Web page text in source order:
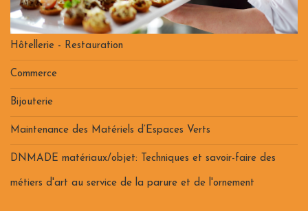
Hôtellerie - Restauration
Commerce
Bijouterie
Maintenance des Matériels d’Espaces Verts
DNMADE matériaux/objet: Techniques et savoir-faire des
métiers d'art au service de la parure et de l'ornement